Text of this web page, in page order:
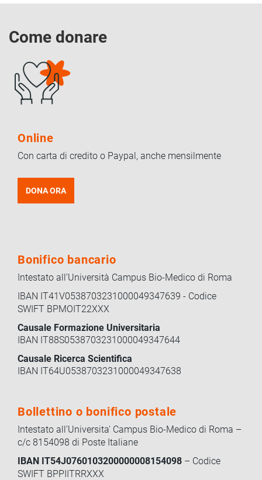
Come donare
Online
Con carta di credito o Paypal, anche mensilmente
DONA ORA
Bonifico bancario
Intestato all’Università Campus Bio-Medico di Roma
IBAN IT41V0538703231000049347639 - Codice
SWIFT BPMOIT22XXX
Causale Formazione Universitaria
IBAN IT88S0538703231000049347644
Causale Ricerca Scientifica
IBAN IT64U0538703231000049347638
Bollettino o bonifico postale
Intestato all’Universita' Campus Bio-Medico di Roma –
c/c 8154098 di Poste Italiane
IBAN IT54J0760103200000008154098 – Codice
SWIFT BPPIITRRXXX